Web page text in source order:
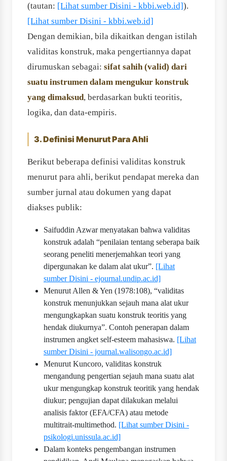
(tautan: [Lihat sumber Disini - kbbi.web.id]).
[Lihat sumber Disini - kbbi.web.id]
Dengan demikian, bila dikaitkan dengan istilah
validitas konstruk, maka pengertiannya dapat
dirumuskan sebagai: sifat sahih (valid) dari
suatu instrumen dalam mengukur konstruk
yang dimaksud, berdasarkan bukti teoritis,
logika, dan data-empiris.
3. Definisi Menurut Para Ahli
Berikut beberapa definisi validitas konstruk
menurut para ahli, berikut pendapat mereka dan
sumber jurnal atau dokumen yang dapat
diakses publik:
Saifuddin Azwar menyatakan bahwa validitas
konstruk adalah “penilaian tentang seberapa baik
seorang peneliti menerjemahkan teori yang
dipergunakan ke dalam alat ukur”. [Lihat
sumber Disini - ejournal.undip.ac.id]
Menurut Allen & Yen (1978:108), “validitas
konstruk menunjukkan sejauh mana alat ukur
mengungkapkan suatu konstruk teoritis yang
hendak diukurnya”. Contoh penerapan dalam
instrumen angket self-esteem mahasiswa. [Lihat
sumber Disini - journal.walisongo.ac.id]
Menurut Kuncoro, validitas konstruk
mengandung pengertian sejauh mana suatu alat
ukur mengungkap konstruk teoritik yang hendak
diukur; pengujian dapat dilakukan melalui
analisis faktor (EFA/CFA) atau metode
multitrait-multimethod. [Lihat sumber Disini -
psikologi.unissula.ac.id]
Dalam konteks pengembangan instrumen